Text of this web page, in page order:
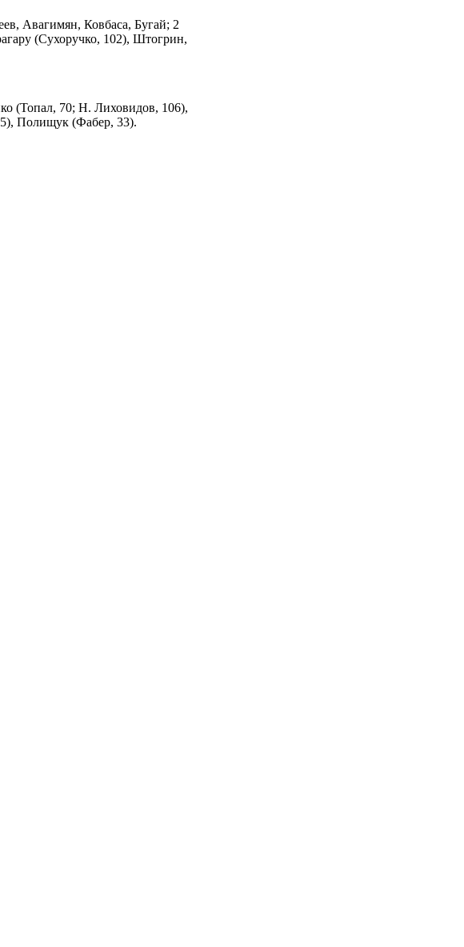
Авагимян, Ковбаса, Бугай; 2
(Сухоручко, 102), Штогрин,
(Топал, 70; Н. Лиховидов, 106),
Полищук (Фабер, 33).